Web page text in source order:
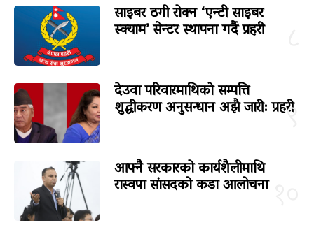
साइबर ठगी रोक्न ‘एन्टी साइबर
स्क्याम’ सेन्टर स्थापना गर्दै प्रहरी
९
देउवा परिवारमाथिको सम्पत्ति
शुद्धीकरण अनुसन्धान अझै जारी: प्रहरी
आफ्नै सरकारको कार्यशैलीमाथि
रास्वपा सांसदको कडा आलोचना